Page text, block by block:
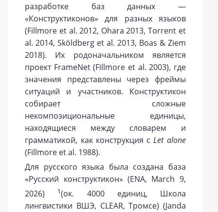
разработке баз данных —
«Конструктиконов» для разных языков
(Fillmore et al. 2012, Ohara 2013, Torrent et
al. 2014, Sköldberg et al. 2013, Boas & Ziem
2018). Их родоначальником является
проект FrameNet (Fillmore et al. 2003), где
значения представлены через фреймы
ситуаций и участников. Конструктикон
собирает сложные
некомпозициональные единицы,
находящиеся между словарем и
грамматикой, как конструкция сLet alone
(Fillmore et al. 1988).
Для русского языка была создана база
«Русский конструктикон» (ENA, March 9,
2026)
1(ок. 4000 единиц, Школа
лингвистики ВШЭ, CLEAR, Тромсе) (Janda